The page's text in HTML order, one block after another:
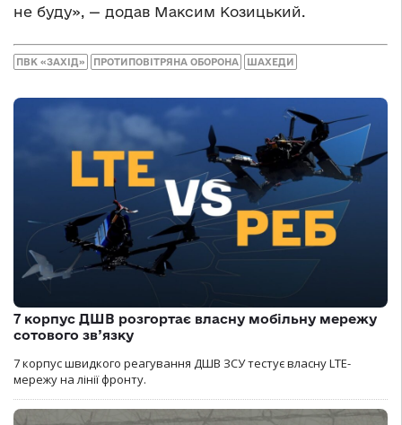
не буду», — додав Максим Козицький.
ПВК «ЗАХІД» ПРОТИПОВІТРЯНА ОБОРОНА ШАХЕДИ
7 корпус ДШВ розгортає власну мобільну мережу
сотового зв’язку
7 корпус швидкого реагування ДШВ ЗСУ тестує власну LTE-
мережу на лінії фронту.